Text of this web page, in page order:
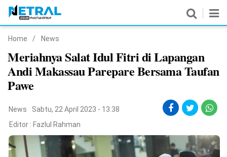
Nasional
Pemerintahan
Hukrim
Home / News
Meriahnya Salat Idul Fitri di Lapangan
Andi Makassau Parepare Bersama Taufan
Pawe
News
Sabtu, 22 April 2023 - 13:38
Editor : Fazlul Rahman